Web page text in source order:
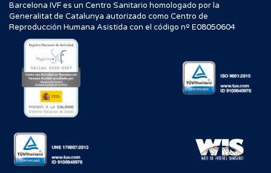
Barcelona IVF es un Centro Sanitario homologado por la
Generalitat de Catalunya autorizado como Centro de
Reproducción Humana Asistida con el código nº E08050604